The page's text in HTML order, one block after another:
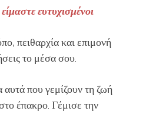
ευτυχισμένοι
πειθαρχία και επιμονή
το μέσα σου.
που γεμίζουν τη ζωή
έπακρο. Γέμισε την